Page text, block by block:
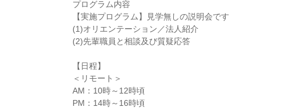
プログラム内容
【実施プログラム】見学無しの説明会です
(1)オリエンテーション／法人紹介
(2)先輩職員と相談及び質疑応答
【日程】
＜リモート＞
AM：10時～12時頃
PM：14時～16時頃